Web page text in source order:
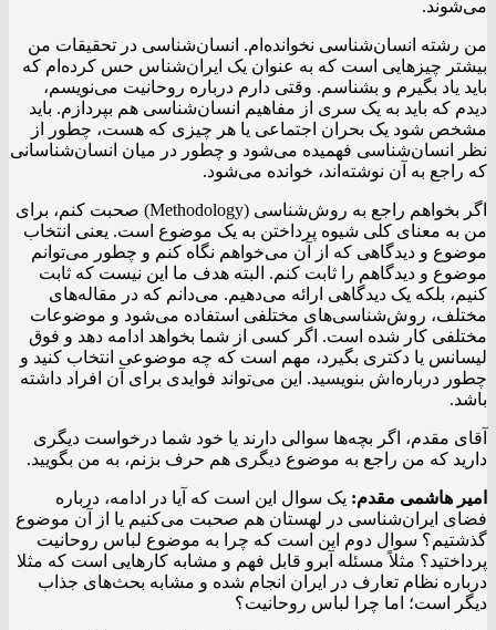
می‌شوند.
من رشته انسان‌شناسی نخوانده‌ام. انسان‌شناسی در تحقیقات من
بیشتر چیزهایی است که به عنوان یک ایران‌شناس حس کرده‌ام که
باید یاد بگیرم و بشناسم. وقتی دارم درباره روحانیت می‌نویسم،
دیدم که باید به یک سری از مفاهیم انسان‌شناسی هم بپردازم. باید
مشخص شود یک بحران اجتماعی یا هر چیزی که هست، چطور از
نظر انسان‌شناسی فهمیده می‌شود و چطور در میان انسان‌شناسانی
که راجع به آن نوشته‌اند، خوانده می‌شود.
اگر بخواهم راجع به روش‌شناسی (Methodology) صحبت کنم، برای
من به معنای کلی شیوه پرداختن به یک موضوع است. یعنی انتخاب
موضوع و دیدگاهی که از آن می‌خواهم نگاه کنم و چطور می‌توانم
موضوع و دیدگاهم را ثابت کنم. البته هدف ما این نیست که ثابت
کنیم، بلکه یک دیدگاهی ارائه می‌دهیم. می‌دانم که در مقاله‌های
مختلف، روش‌شناسی‌های مختلفی استفاده می‌شود و موضوعات
مختلفی کار شده است. اگر کسی از شما بخواهد ادامه دهد و فوق
لیسانس یا دکتری بگیرد، مهم است که چه موضوعی انتخاب کنید و
چطور درباره‌اش بنویسید. این می‌تواند فوایدی برای آن افراد داشته
باشد.
آقای مقدم، اگر بچه‌ها سوالی دارند یا خود شما درخواست دیگری
دارید که من راجع به موضوع دیگری هم حرف بزنم، به من بگویید.
امیر هاشمی مقدم: یک سوال این است که آیا در ادامه، درباره
فضای ایران‌شناسی در لهستان هم صحبت می‌کنیم یا از آن موضوع
گذشتیم؟ سوال دوم این است که چرا به موضوع لباس روحانیت
پرداختید؟ مثلاً مسئله آبرو قابل فهم و مشابه کارهایی است که مثلا
درباره نظام تعارف در ایران انجام شده و مشابه بحث‌های جذاب
دیگر است؛ اما چرا لباس روحانیت؟